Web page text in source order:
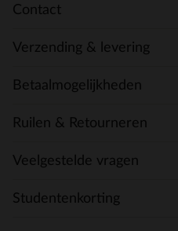
Contact
Verzending & levering
Betaalmogelijkheden
Ruilen & Retourneren
Veelgestelde vragen
Studentenkorting